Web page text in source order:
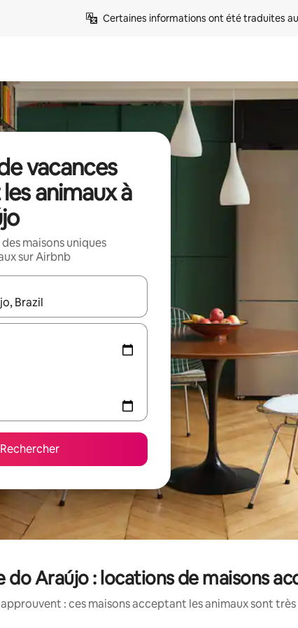
Certaines informations ont été traduites
vacances
animaux à
maisons uniques
sur Airbnb
s'affichent, utilisez les flèches vers le haut et vers le bas pour
Rechercher
do Araújo : locations de maisons
approuvent : ces maisons acceptant les animaux sont